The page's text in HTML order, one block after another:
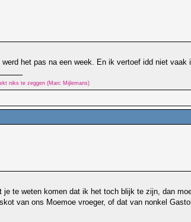
het pas na een week. En ik vertoef idd niet
niks te zeggen (Marc Mijlemans)
te weten komen dat ik het toch blijk te zijn, dan
van ons Moemoe vroeger, of dat van nonkel